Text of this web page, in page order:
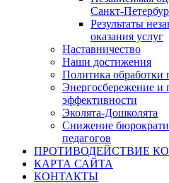
Санкт-
Результаты
оказания услуг
Наставничество
Наши достижения
Политика обработки
Энергосбережение и
эффективности
Эколята-Дошколята
Снижение
педагогов
ПРОТИВОДЕЙСТВИЕ
КАРТА САЙТА
КОНТАКТЫ